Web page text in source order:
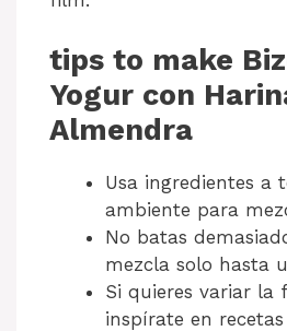
tips to make
Yogur con
Almendra
Usa ingredientes a
ambiente para
No batas
mezcla solo hasta
Si quieres variar la
inspírate en